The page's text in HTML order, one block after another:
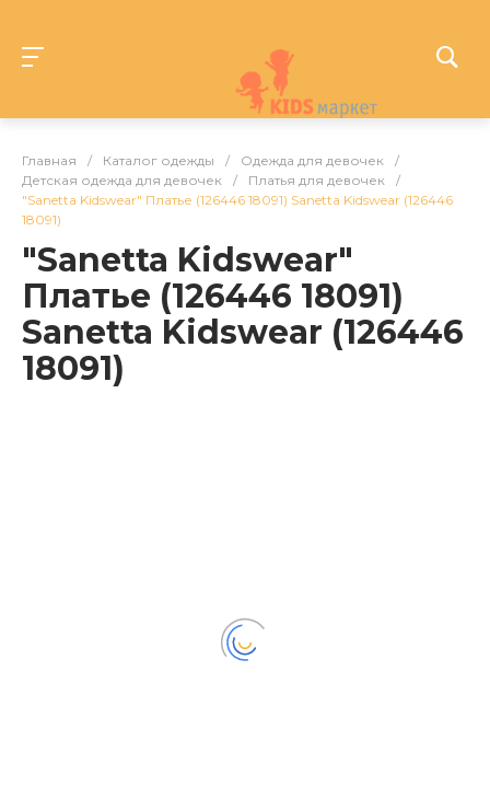
Главная / Каталог одежды / Одежда для девочек
/
Детская одежда для девочек
/ Платья для девочек
/
"Sanetta Kidswear" Платье (126446 18091) Sanetta Kidswear (126446
18091)
"Sanetta Kidswear"
Платье (126446 18091)
Sanetta Kidswear (126446
18091)